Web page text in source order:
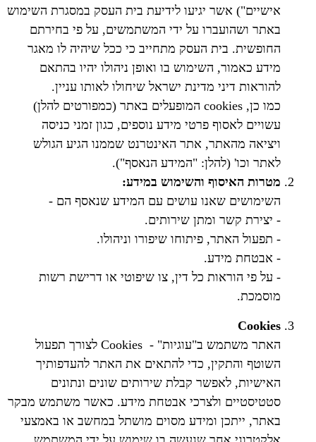
אישיים") אשר יגיעו לידיעת בית העסק במסגרת השימוש
באתר ושהועברו על ידי המשתמשים, על פי בחירתם
החופשית. בית העסק מתחייב כי ככל שיהיה לו מאגר
מידע כאמור, השימוש בו ואופן ניהולו יהיו בהתאם
להוראות דיני מדינת ישראל שיחולו לאותו עניין.
כמו כן, cookies המופעלים באתר (כמפורטים להלן)
עשויים לאסוף פרטי מידע נוספים, כגון זמני כניסה
ויציאה מהאתר, אתר האינטרנט שממנו הגיע הגולש
לאתר וכו' (להלן: "המידע הנאסף").
מטרות האיסוף והשימוש במידע:
השימושים שאנו עושים עם המידע שנאסף הם -
- יצירת קשר ומתן שירותים.
- תפעול האתר, פיתוחו שיפורו וניהולו.
- אבטחת מידע.
- על פי הוראות כל דין, צו שיפוטי או דרישת רשות
מוסמכת.
Cookies
האתר משתמש ב"עוגיות" - Cookies לצורך תפעול
השוטף והתקין, כדי להתאים את האתר להעדפותיך
האישיות, לאפשר קבלת שירותים שונים ונתונים
סטטיסטיים ולצרכי אבטחת מידע. כאשר משתמש מבקר
באתר, ייתכן ומידע מסוים מושתל במחשב או באמצעי